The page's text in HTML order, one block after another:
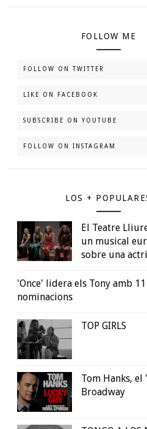
FOLLOW ME
FOLLOW ON TWITTER
LIKE ON FACEBOOK
SUBSCRIBE ON YOUTUBE
FOLLOW ON INSTAGRAM
LOS +
El Teatre
un musical
sobre una
'Once' lidera els Tony amb 11
nominacions
TOP GIRLS
Tom Hanks, el
Broadway